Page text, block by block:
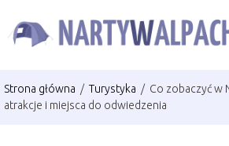
Strona główna / Turystyka / Co zobaczyć w
atrakcje i miejsca do odwiedzenia